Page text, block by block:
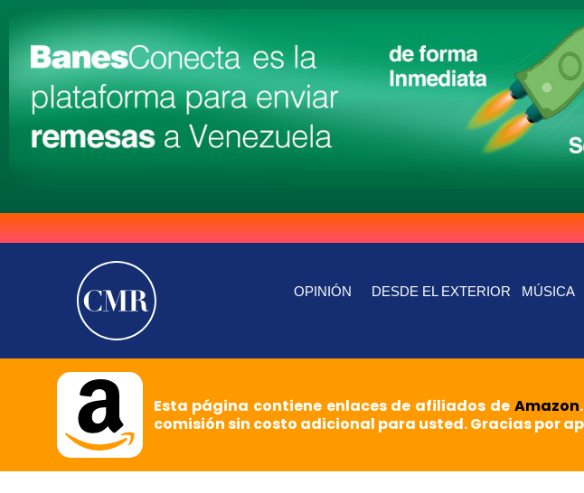
OPINIÓN DESDE EL EXTERIOR MÚSICA
Esta página contiene enlaces de afiliados de Amazon
comisión sin costo adicional para usted. Gracias por